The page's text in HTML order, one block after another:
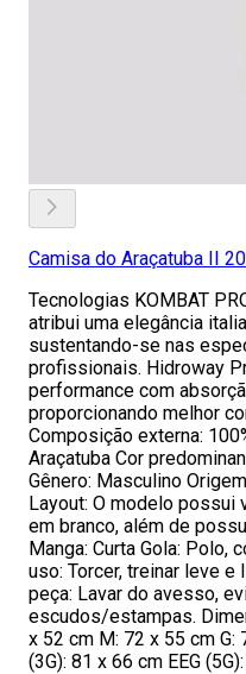
Camisa do Araçatuba II
Tecnologias KOMBAT
atribui uma elegância
sustentando-se nas
profissionais. Hidroway
performance com
proporcionando melhor
Composição externa:
Araçatuba Cor
Gênero: Masculino
Layout: O modelo possui
em branco, além de
Manga: Curta Gola: Polo,
uso: Torcer, treinar leve
peça: Lavar do avesso,
escudos/estampas.
x 52 cm M: 72 x 55 cm G:
(3G): 81 x 66 cm EEG